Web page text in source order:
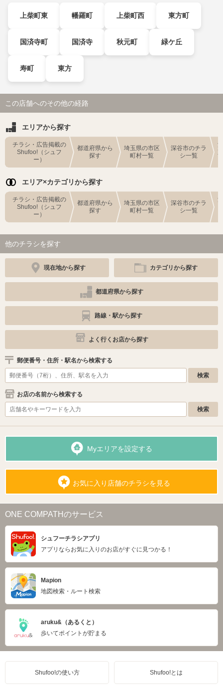
上柴町東 幡羅町 上柴町西 東方町
国済寺町 国済寺 秋元町 緑ケ丘
寿町 東方
この店舗へのその他の経路
エリアから探す
チラシ・広告掲載の
Shufoo!（シュフ
ー）
都道府県から
探す
埼玉県の市区
町村一覧
深谷市のチラ
シ一覧
エリア×カテゴリから探す
チラシ・広告掲載の
Shufoo!（シュフ
ー）
都道府県から
探す
埼玉県の市区
町村一覧
深谷市のチラ
シ一覧
他のチラシを探す
現在地から探す カテゴリから探す
都道府県から探す
路線・駅から探す
よく行くお店から探す
郵便番号・住所・駅名から検索する
お店の名前から検索する
Myエリアを設定する
お気に入り店舗のチラシを見る
ONE COMPATHのサービス
シュフーチラシアプリ
アプリならお気に入りのお店がすぐに見つかる！
Mapion
地図検索・ルート検索
aruku&（あるくと）
歩いてポイントが貯まる
Shufoo!の使い方 Shufoo!とは